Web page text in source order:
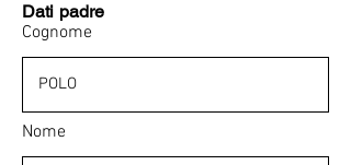
Dati padre
Cognome
Nome